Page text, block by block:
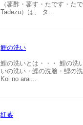
（蓼酢・蓼す・たです・た
Tadezu）は、 タ...
鯉の洗い
鯉の洗いとは・・・ 鯉の洗
いの洗い・鯉の洗膾・鯉の
Koi no arai...
紅蓼